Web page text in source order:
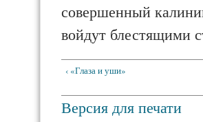
совершенный
войдут блестя­щими
‹ «Глаза и уши»
Версия для печати